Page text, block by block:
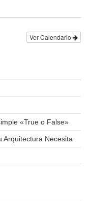
Ver Calendario
«True o False»
Arquitectura Necesita